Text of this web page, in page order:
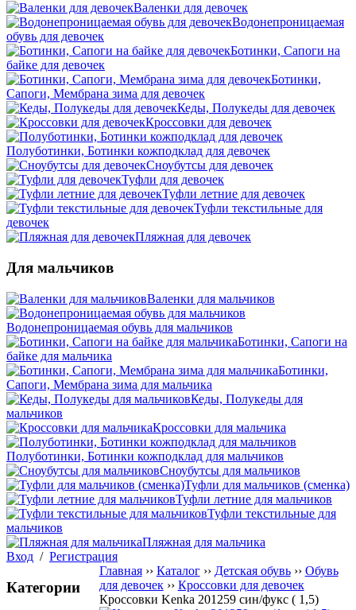
Валенки для девочек
Водонепроницаемая
обувь для девочек
Ботинки, Сапоги на
байке для девочек
Ботинки,
Сапоги, Мембрана зима для девочек
Кеды, Полукеды для девочек
Кроссовки для девочек
Полуботинки, Ботинки кожподклад для девочек
Сноубутсы для девочек
Туфли для девочек
Туфли летние для девочек
Туфли текстильные для
девочек
Пляжная для девочек
Для мальчиков
Валенки для мальчиков
Водонепроницаемая обувь для мальчиков
Ботинки, Сапоги на
байке для мальчика
Ботинки,
Сапоги, Мембрана зима для мальчика
Кеды, Полукеды для
мальчиков
Кроссовки для мальчика
Полуботинки, Ботинки кожподклад для мальчиков
Сноубутсы для мальчиков
Туфли для мальчиков (сменка)
Туфли летние для мальчиков
Туфли текстильные для
мальчиков
Пляжная для мальчика
Вход / Регистрация
Главная ›› Каталог ›› Детская обувь ›› Обувь
для девочек ›› Кроссовки для девочек
Кроссовки Kenka 201259 син/фукс ( 1,5)
Категории